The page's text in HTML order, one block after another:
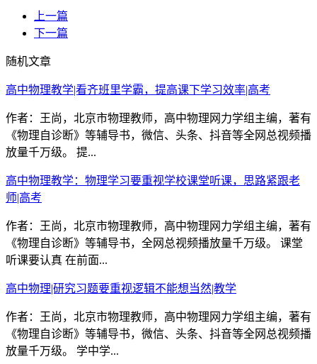
上一篇
下一篇
随机文章
高中物理教学|看齐班里学霸，提高课下学习效率|高考
作者：王尚，北京市物理教师，高中物理网力学组主编，著有
《物理自诊断》等辅导书，微信、头条、抖音等全网总视频播
放量千万级。 提...
高中物理教学：物理学习要重视学校课堂听课，思路紧跟老
师|高考
作者：王尚，北京市物理教师，高中物理网力学组主编，著有
《物理自诊断》等辅导书，全网总视频播放量千万级。 课堂
听课要认真 在前面...
高中物理|研究习题要重视逻辑不能想当然|教学
作者：王尚，北京市物理教师，高中物理网力学组主编，著有
《物理自诊断》等辅导书，微信、头条、抖音等全网总视频播
放量千万级。 学中学...